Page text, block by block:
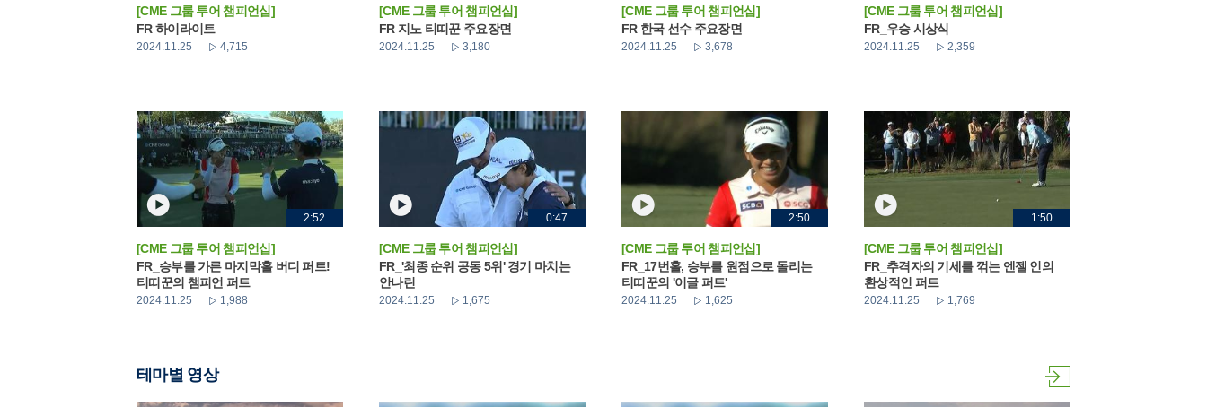
[CME 그룹 투어 챔피언십]
FR 하이라이트
2024.11.25 4,715
[CME 그룹 투어 챔피언십]
FR 지노 티띠꾼 주요장면
2024.11.25 3,180
[CME 그룹 투어 챔피언십]
FR 한국 선수 주요장면
2024.11.25 3,678
[CME 그룹 투어 챔피언십]
FR_우승 시상식
2024.11.25 2,359
2:52
[CME 그룹 투어 챔피언십]
FR_승부를 가른 마지막홀 버디 퍼트!
티띠꾼의 챔피언 퍼트
2024.11.25 1,988
0:47
[CME 그룹 투어 챔피언십]
FR_'최종 순위 공동 5위' 경기 마치는
안나린
2024.11.25 1,675
2:50
[CME 그룹 투어 챔피언십]
FR_17번홀, 승부를 원점으로 돌리는
티띠꾼의 '이글 퍼트'
2024.11.25 1,625
1:50
[CME 그룹 투어 챔피언십]
FR_추격자의 기세를 꺾는 엔젤 인의
환상적인 퍼트
2024.11.25 1,769
테마별 영상